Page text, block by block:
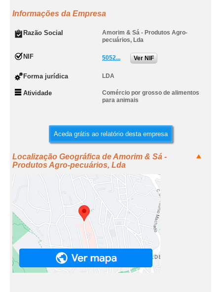
Informações da Empresa
Razão Social
Amorim & Sá - Produtos Agro-
pecuários, Lda
NIF 5052... Ver NIF
Forma jurídica LDA
Atividade
Comércio por grosso de alimentos
para animais
Aceda grátis ao relatório desta empresa
Localização Geográfica de Amorim & Sá -
Produtos Agro-pecuários, Lda